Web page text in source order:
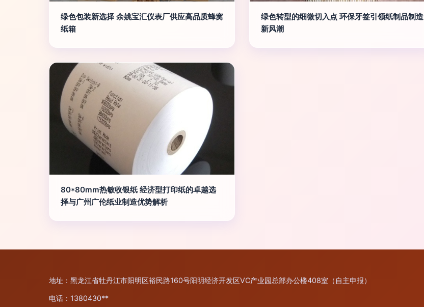
绿色包装新选择 余姚宝汇仪表厂供应高品质蜂窝
纸箱
绿色转型的细微切入点 环保牙签引领纸制品制造
新风潮
80*80mm热敏收银纸 经济型打印纸的卓越选
择与广州广伦纸业制造优势解析
地址：黑龙江省牡丹江市阳明区裕民路160号阳明经济开发区VC产业园总部办公楼408室（自主申报）
电话：1380430**